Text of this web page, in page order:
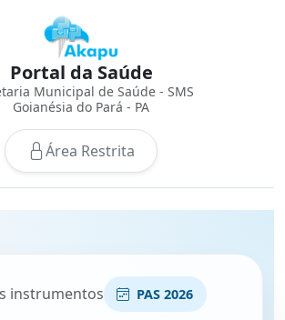
Portal da Saúde
Municipal de Saúde - SMS
Goianésia do Pará - PA
Área Restrita
instrumentos PAS 2026